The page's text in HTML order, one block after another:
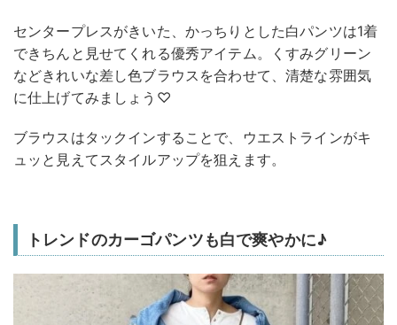
センタープレスがきいた、かっちりとした白パンツは1着
できちんと見せてくれる優秀アイテム。くすみグリーン
などきれいな差し色ブラウスを合わせて、清楚な雰囲気
に仕上げてみましょう♡
ブラウスはタックインすることで、ウエストラインがキ
ュッと見えてスタイルアップを狙えます。
トレンドのカーゴパンツも白で爽やかに♪